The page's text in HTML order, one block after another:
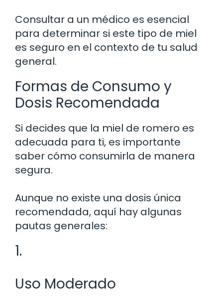
Consultar a un médico es esencial
para determinar si este tipo de miel
es seguro en el contexto de tu salud
general.
Formas de Consumo y
Dosis Recomendada
Si decides que la miel de romero es
adecuada para ti, es importante
saber cómo consumirla de manera
segura.
Aunque no existe una dosis única
recomendada, aquí hay algunas
pautas generales:
1.
Uso Moderado